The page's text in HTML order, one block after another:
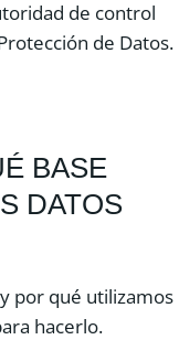
de control
de Datos.
BASE
DATOS
por qué utilizamos
hacerlo.